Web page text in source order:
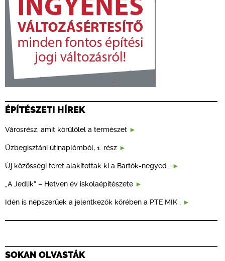
ÉPÍTÉSZETI HÍREK
Városrész, amit körülölel a természet
Üzbegisztáni útinaplómból, 1. rész
Új közösségi teret alakítottak ki a Bartók-negyed…
„A Jedlik” – Hetven év iskolaépítészete
Idén is népszerűek a jelentkezők körében a PTE MIK…
SOKAN OLVASTÁK